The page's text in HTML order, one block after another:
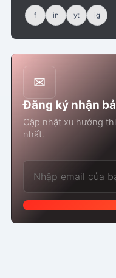
f in yt ig
✉
Đăng ký nhận
Cập nhật xu hướng
nhất.
Email của bạn